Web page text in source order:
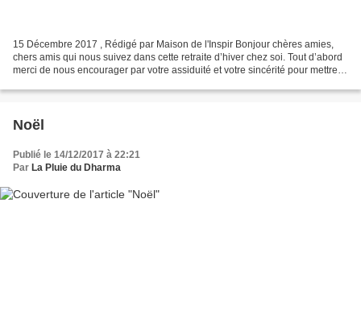
15 Décembre 2017 , Rédigé par Maison de l'Inspir Bonjour chères amies,
chers amis qui nous suivez dans cette retraite d’hiver chez soi. Tout d’abord
merci de nous encourager par votre assiduité et votre sincérité pour mettre
Noël
Publié le 14/12/2017 à 22:21
Par La Pluie du Dharma